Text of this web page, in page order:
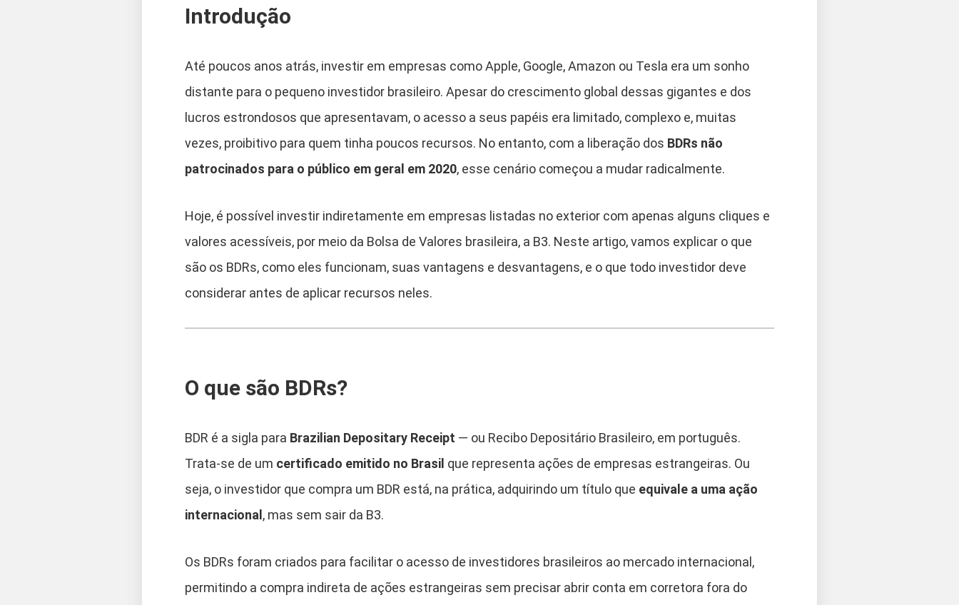
Introdução
Até poucos anos atrás, investir em empresas como Apple, Google, Amazon ou Tesla era um sonho
distante para o pequeno investidor brasileiro. Apesar do crescimento global dessas gigantes e dos
lucros estrondosos que apresentavam, o acesso a seus papéis era limitado, complexo e, muitas
vezes, proibitivo para quem tinha poucos recursos. No entanto, com a liberação dos BDRs não
patrocinados para o público em geral em 2020, esse cenário começou a mudar radicalmente.
Hoje, é possível investir indiretamente em empresas listadas no exterior com apenas alguns cliques e
valores acessíveis, por meio da Bolsa de Valores brasileira, a B3. Neste artigo, vamos explicar o que
são os BDRs, como eles funcionam, suas vantagens e desvantagens, e o que todo investidor deve
considerar antes de aplicar recursos neles.
O que são BDRs?
BDR é a sigla para Brazilian Depositary Receipt — ou Recibo Depositário Brasileiro, em português.
Trata-se de um certificado emitido no Brasil que representa ações de empresas estrangeiras. Ou
seja, o investidor que compra um BDR está, na prática, adquirindo um título que equivale a uma ação
internacional , mas sem sair da B3.
Os BDRs foram criados para facilitar o acesso de investidores brasileiros ao mercado internacional,
permitindo a compra indireta de ações estrangeiras sem precisar abrir conta em corretora fora do